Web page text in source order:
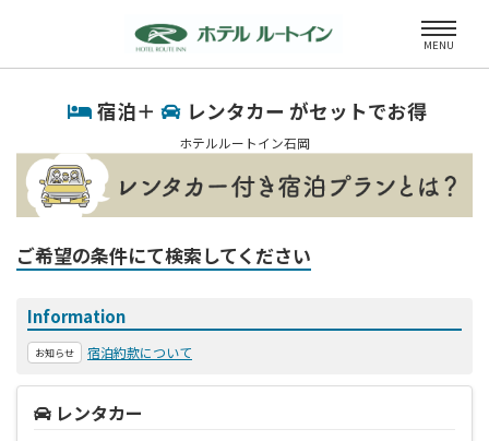
MENU
宿泊＋ レンタカー がセットでお得
ホテルルートイン石岡
ご希望の条件にて検索してください
Information
お知らせ 宿泊約款について
レンタカー